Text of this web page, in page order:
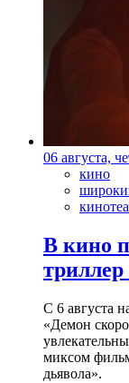
06 августа,
кино
В кино
С 6 августа
«Демон
миксом
дьявола».